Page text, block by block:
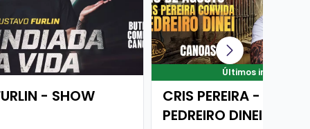
- SHOW
Últimos ingressos
CRIS PEREIRA -
PEDREIRO DINEI